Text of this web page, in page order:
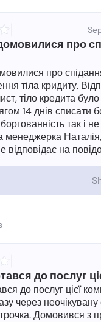
про
про
тіла кридиту.
тіло кредита
14 днів списати
так і
менеджерка
до послуг
до послуг цієї
через неочікувану
Домовився з